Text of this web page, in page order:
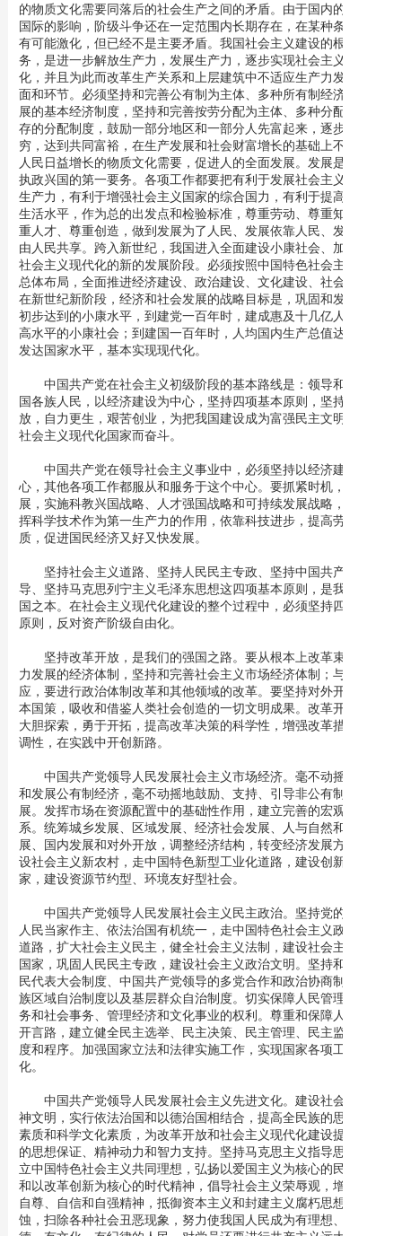
的物质文化需要同落后的社会生产之间的矛盾。由于国内的因素和
国际的影响，阶级斗争还在一定范围内长期存在，在某种条件下还
有可能激化，但已经不是主要矛盾。我国社会主义建设的根本任
务，是进一步解放生产力，发展生产力，逐步实现社会主义现代
化，并且为此而改革生产关系和上层建筑中不适应生产力发展的方
面和环节。必须坚持和完善公有制为主体、多种所有制经济共同发
展的基本经济制度，坚持和完善按劳分配为主体、多种分配方式并
存的分配制度，鼓励一部分地区和一部分人先富起来，逐步消灭贫
穷，达到共同富裕，在生产发展和社会财富增长的基础上不断满足
人民日益增长的物质文化需要，促进人的全面发展。发展是我们党
执政兴国的第一要务。各项工作都要把有利于发展社会主义社会的
生产力，有利于增强社会主义国家的综合国力，有利于提高人民的
生活水平，作为总的出发点和检验标准，尊重劳动、尊重知识、尊
重人才、尊重创造，做到发展为了人民、发展依靠人民、发展成果
由人民共享。跨入新世纪，我国进入全面建设小康社会、加快推进
社会主义现代化的新的发展阶段。必须按照中国特色社会主义事业
总体布局，全面推进经济建设、政治建设、文化建设、社会建设。
在新世纪新阶段，经济和社会发展的战略目标是，巩固和发展已经
初步达到的小康水平，到建党一百年时，建成惠及十几亿人口的更
高水平的小康社会；到建国一百年时，人均国内生产总值达到中等
发达国家水平，基本实现现代化。
中国共产党在社会主义初级阶段的基本路线是：领导和团结全
国各族人民，以经济建设为中心，坚持四项基本原则，坚持改革开
放，自力更生，艰苦创业，为把我国建设成为富强民主文明和谐的
社会主义现代化国家而奋斗。
中国共产党在领导社会主义事业中，必须坚持以经济建设为中
心，其他各项工作都服从和服务于这个中心。要抓紧时机，加快发
展，实施科教兴国战略、人才强国战略和可持续发展战略，充分发
挥科学技术作为第一生产力的作用，依靠科技进步，提高劳动者素
质，促进国民经济又好又快发展。
坚持社会主义道路、坚持人民民主专政、坚持中国共产党的领
导、坚持马克思列宁主义毛泽东思想这四项基本原则，是我们的立
国之本。在社会主义现代化建设的整个过程中，必须坚持四项基本
原则，反对资产阶级自由化。
坚持改革开放，是我们的强国之路。要从根本上改革束缚生产
力发展的经济体制，坚持和完善社会主义市场经济体制；与此相适
应，要进行政治体制改革和其他领域的改革。要坚持对外开放的基
本国策，吸收和借鉴人类社会创造的一切文明成果。改革开放应当
大胆探索，勇于开拓，提高改革决策的科学性，增强改革措施的协
调性，在实践中开创新路。
中国共产党领导人民发展社会主义市场经济。毫不动摇地巩固
和发展公有制经济，毫不动摇地鼓励、支持、引导非公有制经济发
展。发挥市场在资源配置中的基础性作用，建立完善的宏观调控体
系。统筹城乡发展、区域发展、经济社会发展、人与自然和谐发
展、国内发展和对外开放，调整经济结构，转变经济发展方式。建
设社会主义新农村，走中国特色新型工业化道路，建设创新型国
家，建设资源节约型、环境友好型社会。
中国共产党领导人民发展社会主义民主政治。坚持党的领导、
人民当家作主、依法治国有机统一，走中国特色社会主义政治发展
道路，扩大社会主义民主，健全社会主义法制，建设社会主义法治
国家，巩固人民民主专政，建设社会主义政治文明。坚持和完善人
民代表大会制度、中国共产党领导的多党合作和政治协商制度、民
族区域自治制度以及基层群众自治制度。切实保障人民管理国家事
务和社会事务、管理经济和文化事业的权利。尊重和保障人权。广
开言路，建立健全民主选举、民主决策、民主管理、民主监督的制
度和程序。加强国家立法和法律实施工作，实现国家各项工作法治
化。
中国共产党领导人民发展社会主义先进文化。建设社会主义精
神文明，实行依法治国和以德治国相结合，提高全民族的思想道德
素质和科学文化素质，为改革开放和社会主义现代化建设提供强大
的思想保证、精神动力和智力支持。坚持马克思主义指导思想，树
立中国特色社会主义共同理想，弘扬以爱国主义为核心的民族精神
和以改革创新为核心的时代精神，倡导社会主义荣辱观，增强民族
自尊、自信和自强精神，抵御资本主义和封建主义腐朽思想的侵
蚀，扫除各种社会丑恶现象，努力使我国人民成为有理想、有道